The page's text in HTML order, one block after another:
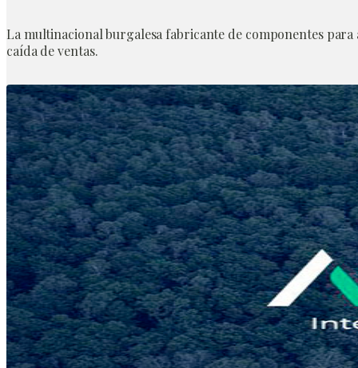
La multinacional burgalesa fabricante de componentes
caída de ventas.